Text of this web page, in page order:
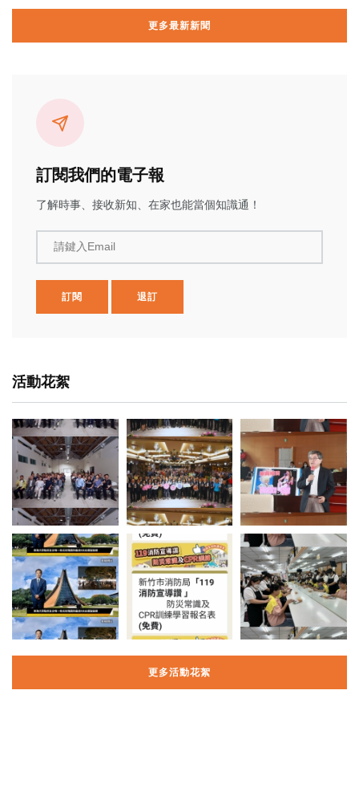
更多最新新聞
訂閱我們的電子報
了解時事、接收新知、在家也能當個知識通！
請鍵入Email
訂閱 退訂
活動花絮
更多活動花絮